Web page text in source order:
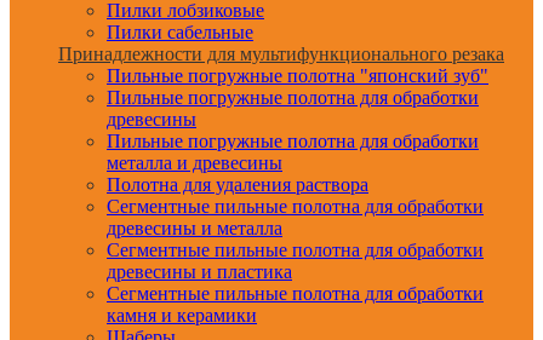
Пилки лобзиковые
Пилки сабельные
Принадлежности для мультифункционального резака
Пильные погружные полотна "японский зуб"
Пильные погружные полотна для обработки
древесины
Пильные погружные полотна для обработки
металла и древесины
Полотна для удаления раствора
Сегментные пильные полотна для обработки
древесины и металла
Сегментные пильные полотна для обработки
древесины и пластика
Сегментные пильные полотна для обработки
камня и керамики